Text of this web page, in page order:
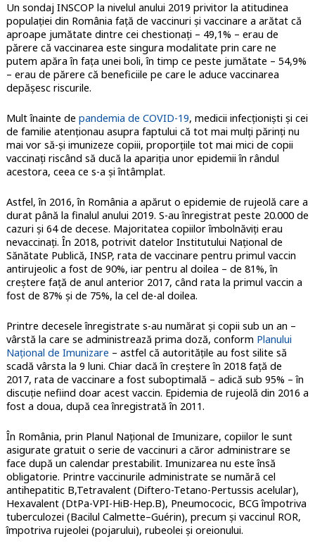
Un sondaj INSCOP la nivelul anului 2019 privitor la atitudinea
populației din România față de vaccinuri și vaccinare a arătat că
aproape jumătate dintre cei chestionați – 49,1% – erau de
părere că vaccinarea este singura modalitate prin care ne
putem apăra în fața unei boli, în timp ce peste jumătate – 54,9%
– erau de părere că beneficiile pe care le aduce vaccinarea
depășesc riscurile.
Mult înainte de pandemia de COVID-19, medicii infecționiști și cei
de familie atenționau asupra faptului că tot mai mulți părinți nu
mai vor să-și imunizeze copiii, proporțiile tot mai mici de copii
vaccinați riscând să ducă la apariția unor epidemii în rândul
acestora, ceea ce s-a și întâmplat.
Astfel, în 2016, în România a apărut o epidemie de rujeolă care a
durat până la finalul anului 2019. S-au înregistrat peste 20.000 de
cazuri și 64 de decese. Majoritatea copiilor îmbolnăviți erau
nevaccinați. În 2018, potrivit datelor Institutului Național de
Sănătate Publică, INSP, rata de vaccinare pentru primul vaccin
antirujeolic a fost de 90%, iar pentru al doilea – de 81%, în
creștere față de anul anterior 2017, când rata la primul vaccin a
fost de 87% și de 75%, la cel de-al doilea.
Printre decesele înregistrate s-au numărat și copii sub un an –
vârstă la care se administrează prima doză, conform Planului
Național de Imunizare – astfel că autoritățile au fost silite să
scadă vârsta la 9 luni. Chiar dacă în creștere în 2018 față de
2017, rata de vaccinare a fost suboptimală – adică sub 95% – în
discuție nefiind doar acest vaccin. Epidemia de rujeolă din 2016 a
fost a doua, după cea înregistrată în 2011.
În România, prin Planul Național de Imunizare, copiilor le sunt
asigurate gratuit o serie de vaccinuri a căror administrare se
face după un calendar prestabilit. Imunizarea nu este însă
obligatorie. Printre vaccinurile administrate se numără cel
antihepatitic B,Tetravalent (Diftero-Tetano-Pertussis acelular),
Hexavalent (DtPa-VPI-HiB-Hep.B), Pneumococic, BCG împotriva
tuberculozei (Bacilul Calmette–Guérin), precum și vaccinul ROR,
împotriva rujeolei (pojarului), rubeolei și oreionului.